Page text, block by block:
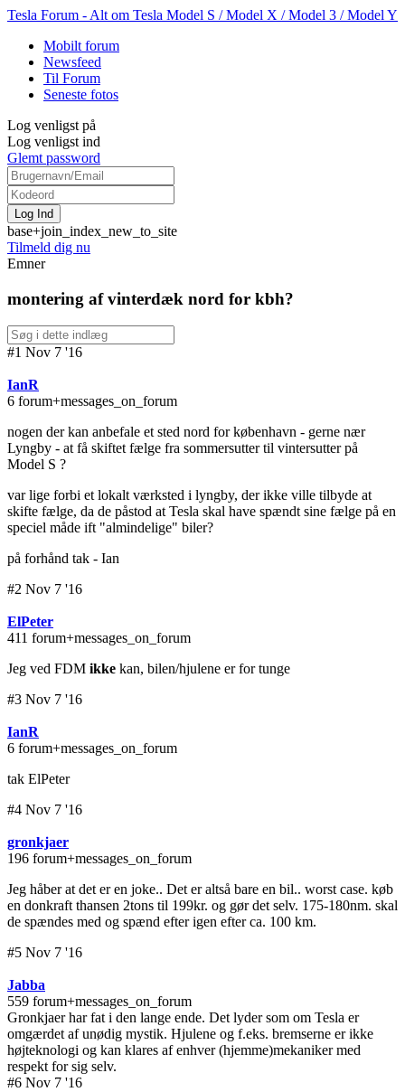
Tesla Forum - Alt om Tesla Model S / Model X / Model 3 / Model Y
Mobilt forum
Newsfeed
Til Forum
Seneste fotos
Log venligst på
Log venligst ind
Glemt password
base+join_index_new_to_site
Tilmeld dig nu
Emner
montering af vinterdæk nord for kbh?
#1 Nov 7 '16
IanR
6 forum+messages_on_forum
nogen der kan anbefale et sted nord for københavn - gerne nær
Lyngby - at få skiftet fælge fra sommersutter til vintersutter på
Model S ?
var lige forbi et lokalt værksted i lyngby, der ikke ville tilbyde at
skifte fælge, da de påstod at Tesla skal have spændt sine fælge på en
speciel måde ift "almindelige" biler?
på forhånd tak - Ian
#2 Nov 7 '16
ElPeter
411 forum+messages_on_forum
Jeg ved FDM ikke kan, bilen/hjulene er for tunge
#3 Nov 7 '16
IanR
6 forum+messages_on_forum
tak ElPeter
#4 Nov 7 '16
gronkjaer
196 forum+messages_on_forum
Jeg håber at det er en joke.. Det er altså bare en bil.. worst case. køb
en donkraft thansen 2tons til 199kr. og gør det selv. 175-180nm. skal
de spændes med og spænd efter igen efter ca. 100 km.
#5 Nov 7 '16
Jabba
559 forum+messages_on_forum
Gronkjaer har fat i den lange ende. Det lyder som om Tesla er
omgærdet af unødig mystik. Hjulene og f.eks. bremserne er ikke
højteknologi og kan klares af enhver (hjemme)mekaniker med
respekt for sig selv.
#6 Nov 7 '16